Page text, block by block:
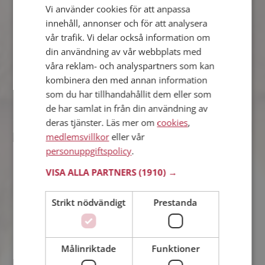
30 år från Köping i Västmanlands län
Söker kvinna 18 - 35 år
Om en minut kan du vara medlem på
Mötesplatsen och se om Callee96 är
tankspridd eller händig! Det är enklare
att hitta kärleken på nätet!
32 år från Köping i Västmanlands län
Söker kvinna 18 - 36 år
tar en minut att bli medlem på
Mötesplatsen, sen kan du lära dig allt
Vi använder cookies för att anpassa
innehåll, annonser och för att analysera
vår trafik. Vi delar också information om
din användning av vår webbplats med
våra reklam- och analyspartners som kan
kombinera den med annan information
som du har tillhandahållit dem eller som
de har samlat in från din användning av
deras tjänster. Läs mer om cookies,
medlemsvillkoreller vår
personuppgiftspolicy.
VISA ALLA PARTNERS(1910) →
Strikt nödvändigt Prestanda
Målinriktade Funktioner